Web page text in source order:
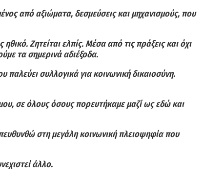
από αξιώματα, δεσμεύσεις και μηχανισμούς, που
Ζητείται ελπίς. Μέσα από τις πράξεις και όχι
τα σημερινά αδιέξοδα.
συλλογικά για κοινωνική δικαιοσύνη.
σε όλους όσους πορευτήκαμε μαζί ως εδώ και
στη μεγάλη κοινωνική πλειοψηφία που
άλλο.